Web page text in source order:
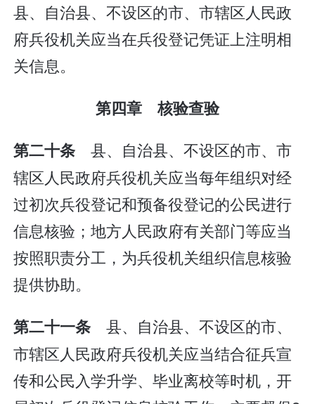
县、自治县、不设区的市、市辖区人民政
府兵役机关应当在兵役登记凭证上注明相
关信息。
第四章 核验查验
第二十条 县、自治县、不设区的市、市
辖区人民政府兵役机关应当每年组织对经
过初次兵役登记和预备役登记的公民进行
信息核验；地方人民政府有关部门等应当
按照职责分工，为兵役机关组织信息核验
提供协助。
第二十一条 县、自治县、不设区的市、
市辖区人民政府兵役机关应当结合征兵宣
传和公民入学升学、毕业离校等时机，开